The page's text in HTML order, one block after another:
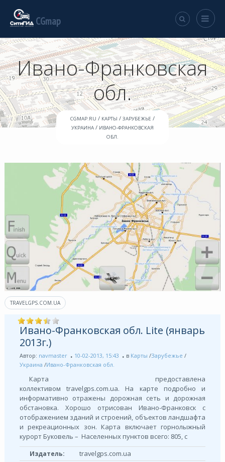
CGmap
Ивано-Франковская
обл.
CGMAP.RU / КАРТЫ / ЗАРУБЕЖЬЕ /
УКРАИНА / ИВАНО-ФРАНКОВСКАЯ
ОБЛ.
TRAVELGPS.COM.UA
Ивано-Франковская обл. Lite (январь
2013г.)
Автор: navmaster 10-02-2013, 15:43 в Карты /Зарубежье /
Украина /Ивано-Франковская обл.
Карта предоставлена
коллективом travelgps.com.ua. На карте подробно и
информативно отражены дорожная сеть и дорожная
обстановка. Хорошо отрисован Ивано-Франковск с
отображением зданий и строений, объектов ландшафта
и рекреационных зон. Карта включает горнолыжный
курорт Буковель – Населенных пунктов всего: 805, с
Издатель: travelgps.com.ua